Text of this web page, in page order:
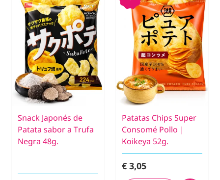
Snack Japonés de
Patata sabor a Trufa
Negra 48g.
Patatas Chips Super
Consomé Pollo |
Koikeya 52g.
€ 3,05